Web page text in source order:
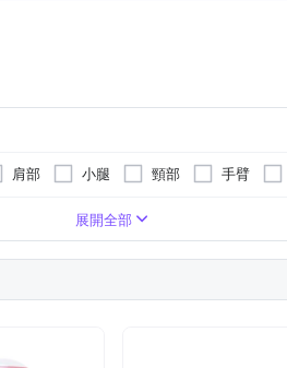
肩部 小腿 頸部 手臂
指壓式
展開全部